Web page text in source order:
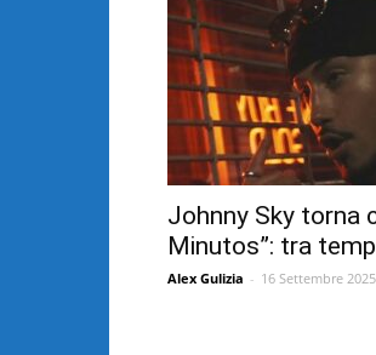
Johnny Sky torna
Minutos”: tra
Alex Gulizia - 16 Settembre 2025